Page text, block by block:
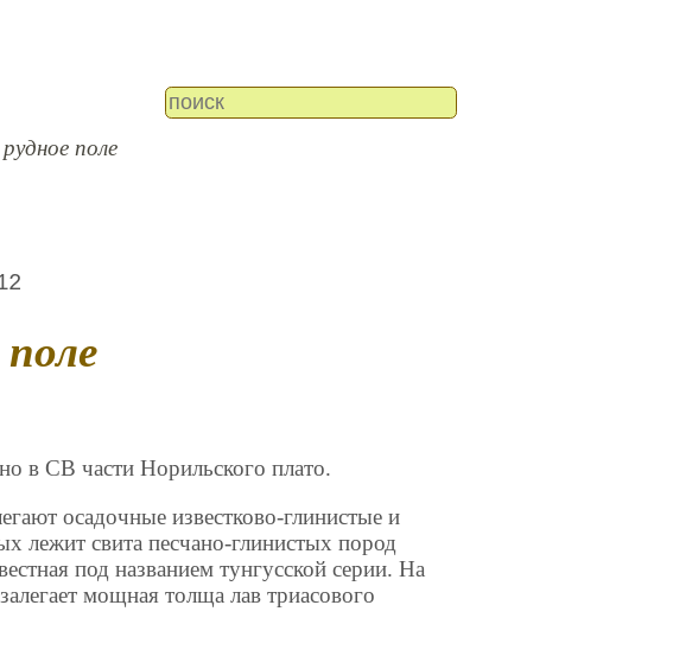
поле
поле
в СВ части Норильского плато.
осадочные известково-глинистые и
лежит свита песчано-глинистых пород
под названием тунгусской серии. На
мощная толща лав триасового